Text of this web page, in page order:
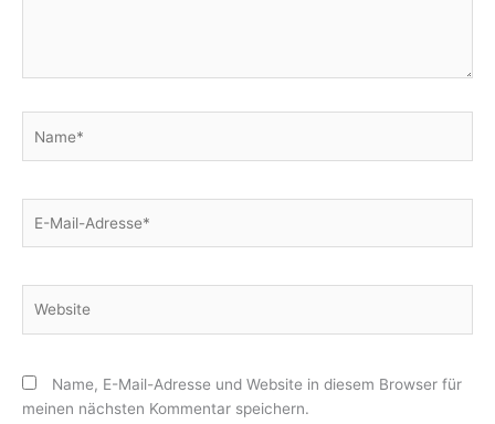
Mail-
Name, E-Mail-Adresse und Website in diesem Browser für
meinen nächsten Kommentar speichern.